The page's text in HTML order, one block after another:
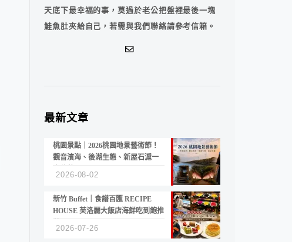
天底下最幸福的事，莫過於老公把盤裡最後一塊
鮭魚肚夾給自己，若需與我們聯絡請參考信箱。
最新文章
桃園景點｜2026桃園地景藝術節！
觀音濱海、後湖生態、新屋石滬一
2026-08-02
新竹 Buffet｜食譜百匯 RECIPE
HOUSE 芙洛麗大飯店海鮮吃到飽推
2026-07-26